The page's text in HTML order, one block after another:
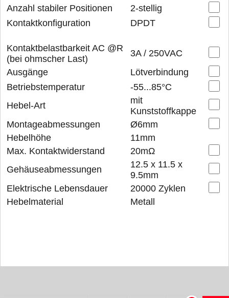
Anzahl stabiler Positionen
2-stellig
Kontaktkonfiguration
DPDT
Kontaktbelastbarkeit AC @R
(bei ohmscher Last)
3A / 250VAC
Ausgänge
Lötverbindung
Betriebstemperatur
-55...85°C
Hebel-Art
mit
Kunststoffkappe
Montageabmessungen
Ø6mm
Hebelhöhe
11mm
Max. Kontaktwiderstand
20mΩ
Gehäuseabmessungen
12.5 x 11.5 x
9.5mm
Elektrische Lebensdauer
20000 Zyklen
Hebelmaterial
Metall